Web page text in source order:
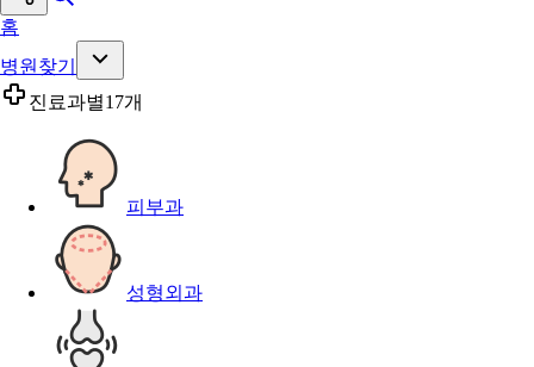
홈
병원찾기
진료과별17개
피부과
성형외과